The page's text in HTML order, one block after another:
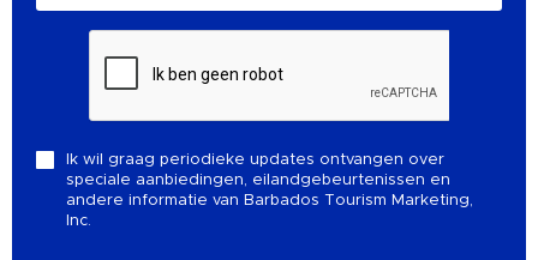
Ik wil graag periodieke updates ontvangen over
speciale aanbiedingen, eilandgebeurtenissen en
andere informatie van Barbados Tourism Marketing,
Inc.